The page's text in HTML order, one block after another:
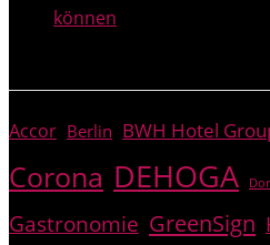
können
Accor Berlin BWH Hotel
Corona DEHOGA
Gastronomie GreenSign